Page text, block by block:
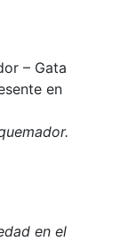
– Gata
en
en el